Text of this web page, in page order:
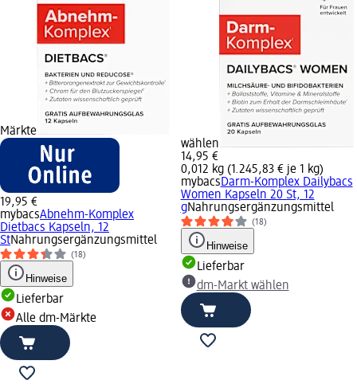
Märkte
19,95 €
mybacsAbnehm-Komplex
Dietbacs Kapseln, 12
StNahrungsergänzungsmittel
(18)
Hinweise
Lieferbar
Alle dm-Märkte
wählen
14,95 €
0,012 kg (1.245,83 € je 1 kg)
mybacsDarm-Komplex Dailybacs
Women Kapseln 20 St, 12
gNahrungsergänzungsmittel
(18)
Hinweise
Lieferbar
dm-Markt wählen